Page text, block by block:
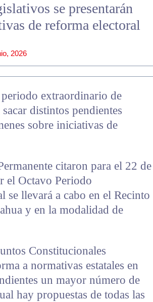
se presentarán
de reforma electoral
2026
extraordinario de
distintos pendientes
sobre iniciativas de
citaron para el 22 de
el Octavo Periodo
se llevará a cabo en el Recinto
y en la modalidad de
Constitucionales
a normativas estatales en
un mayor número de
hay propuestas de todas las